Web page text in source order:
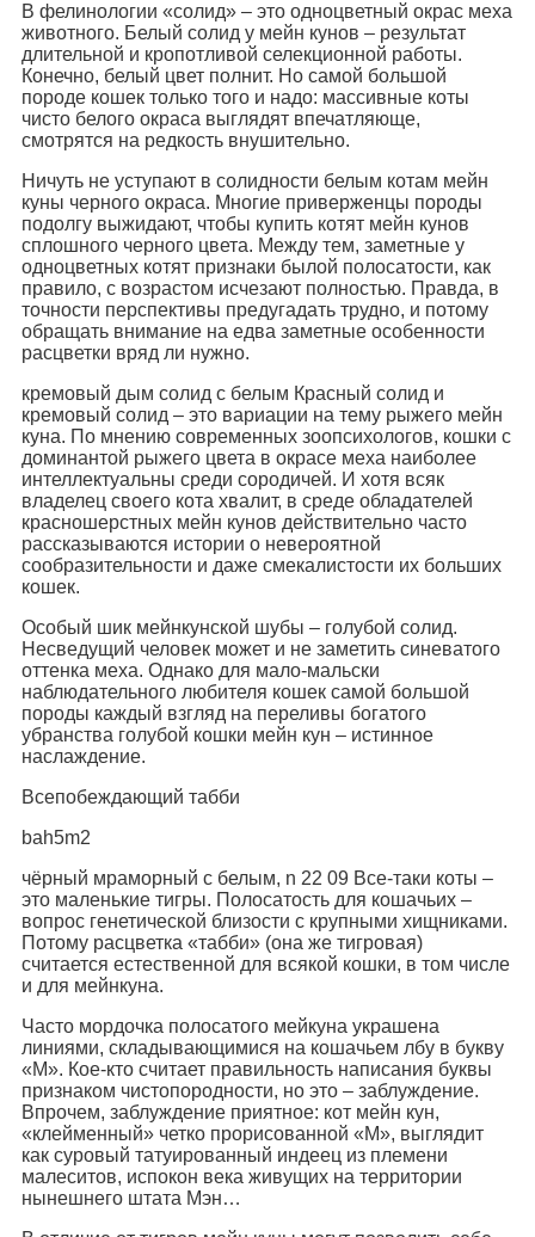
В фелинологии «солид» – это одноцветный окрас меха
животного. Белый солид у мейн кунов – результат
длительной и кропотливой селекционной работы.
Конечно, белый цвет полнит. Но самой большой
породе кошек только того и надо: массивные коты
чисто белого окраса выглядят впечатляюще,
смотрятся на редкость внушительно.
Ничуть не уступают в солидности белым котам мейн
куны черного окраса. Многие приверженцы породы
подолгу выжидают, чтобы купить котят мейн кунов
сплошного черного цвета. Между тем, заметные у
одноцветных котят признаки былой полосатости, как
правило, с возрастом исчезают полностью. Правда, в
точности перспективы предугадать трудно, и потому
обращать внимание на едва заметные особенности
расцветки вряд ли нужно.
кремовый дым солид с белым Красный солид и
кремовый солид – это вариации на тему рыжего мейн
куна. По мнению современных зоопсихологов, кошки с
доминантой рыжего цвета в окрасе меха наиболее
интеллектуальны среди сородичей. И хотя всяк
владелец своего кота хвалит, в среде обладателей
красношерстных мейн кунов действительно часто
рассказываются истории о невероятной
сообразительности и даже смекалистости их больших
кошек.
Особый шик мейнкунской шубы – голубой солид.
Несведущий человек может и не заметить синеватого
оттенка меха. Однако для мало-мальски
наблюдательного любителя кошек самой большой
породы каждый взгляд на переливы богатого
убранства голубой кошки мейн кун – истинное
наслаждение.
Всепобеждающий табби
bah5m2
чёрный мраморный с белым, n 22 09 Все-таки коты –
это маленькие тигры. Полосатость для кошачьих –
вопрос генетической близости с крупными хищниками.
Потому расцветка «табби» (она же тигровая)
считается естественной для всякой кошки, в том числе
и для мейнкуна.
Часто мордочка полосатого мейкуна украшена
линиями, складывающимися на кошачьем лбу в букву
«М». Кое-кто считает правильность написания буквы
признаком чистопородности, но это – заблуждение.
Впрочем, заблуждение приятное: кот мейн кун,
«клейменный» четко прорисованной «М», выглядит
как суровый татуированный индеец из племени
малеситов, испокон века живущих на территории
нынешнего штата Мэн…